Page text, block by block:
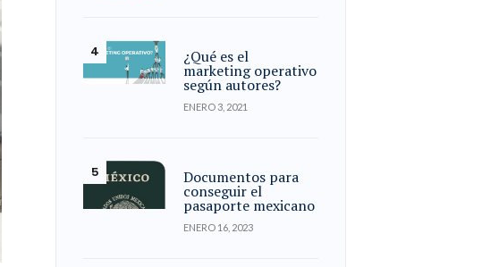
¿Qué es el
marketing operativo
según autores?
ENERO 3, 2021
Documentos para
conseguir el
pasaporte mexicano
ENERO 16, 2023